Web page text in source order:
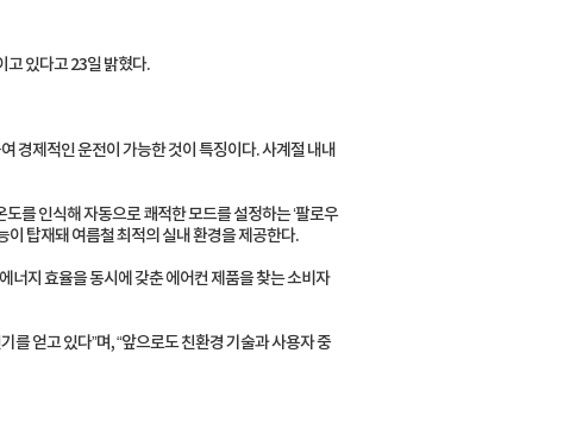
고 있다고 23일 밝혔다.
경제적인 운전이 가능한 것이 특징이다. 사계절 내내
를 인식해 자동으로 쾌적한 모드를 설정하는 ‘팔로우
이 탑재돼 여름철 최적의 실내 환경을 제공한다.
너지 효율을 동시에 갖춘 에어컨 제품을 찾는 소비자
얻고 있다”며, “앞으로도 친환경 기술과 사용자 중